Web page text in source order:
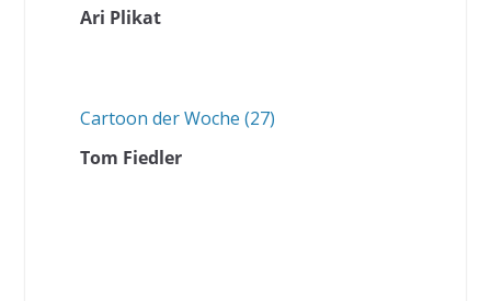
Ari Plikat
Cartoon der Woche (27)
Tom Fiedler